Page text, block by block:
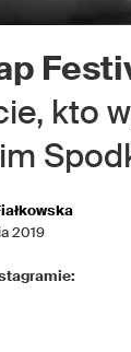
kto
2019